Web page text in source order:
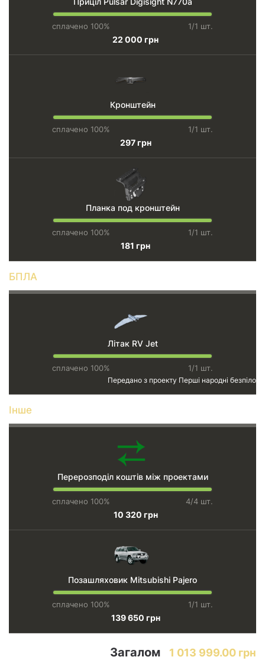
сплачено 100% 1/1 шт.
22 000 грн
Кронштейн
сплачено 100% 1/1 шт.
297 грн
Планка под кронштейн
сплачено 100% 1/1 шт.
181 грн
БПЛА
Літак RV Jet
сплачено 100%
1/1 шт.
Передано з проекту Перші народні
Інше
Перерозподіл коштів між проектами
сплачено 100% 4/4 шт.
10 320 грн
Позашляховик Mitsubishi Pajero
сплачено 100% 1/1 шт.
139 650 грн
Загалом 1 013 999.00 грн